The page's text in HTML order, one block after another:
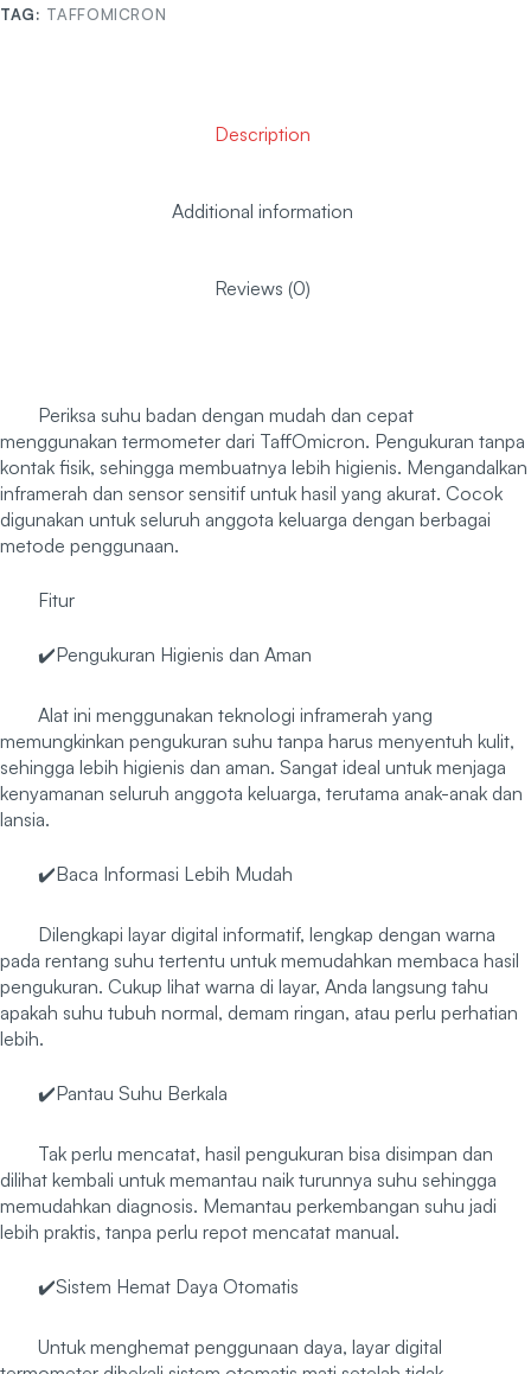
TAG: TAFFOMICRON
Description
Additional information
Reviews (0)
Periksa suhu badan dengan mudah dan cepat
menggunakan termometer dari TaffOmicron. Pengukuran tanpa
kontak fisik, sehingga membuatnya lebih higienis. Mengandalkan
inframerah dan sensor sensitif untuk hasil yang akurat. Cocok
digunakan untuk seluruh anggota keluarga dengan berbagai
metode penggunaan.
Fitur
✔️Pengukuran Higienis dan Aman
Alat ini menggunakan teknologi inframerah yang
memungkinkan pengukuran suhu tanpa harus menyentuh kulit,
sehingga lebih higienis dan aman. Sangat ideal untuk menjaga
kenyamanan seluruh anggota keluarga, terutama anak-anak dan
lansia.
✔️Baca Informasi Lebih Mudah
Dilengkapi layar digital informatif, lengkap dengan warna
pada rentang suhu tertentu untuk memudahkan membaca hasil
pengukuran. Cukup lihat warna di layar, Anda langsung tahu
apakah suhu tubuh normal, demam ringan, atau perlu perhatian
lebih.
✔️Pantau Suhu Berkala
Tak perlu mencatat, hasil pengukuran bisa disimpan dan
dilihat kembali untuk memantau naik turunnya suhu sehingga
memudahkan diagnosis. Memantau perkembangan suhu jadi
lebih praktis, tanpa perlu repot mencatat manual.
✔️Sistem Hemat Daya Otomatis
Untuk menghemat penggunaan daya, layar digital